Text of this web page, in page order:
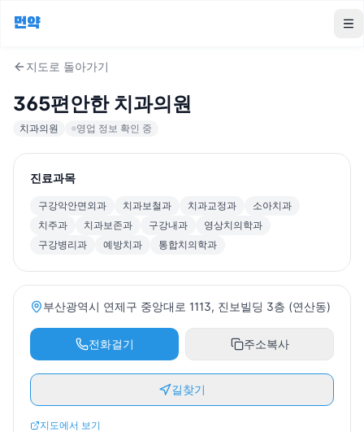
먼약
지도로 돌아가기
365편안한 치과의원
치과의원 영업 정보 확인 중
진료과목
구강악안면외과 치과보철과 치과교정과
소아치과
치주과
치과보존과 구강내과
영상치의학과
구강병리과
예방치과 통합치의학과
부산광역시 연제구 중앙대로 1113, 진보빌딩 3층 (연산동)
전화걸기 주소복사
길찾기
지도에서 보기